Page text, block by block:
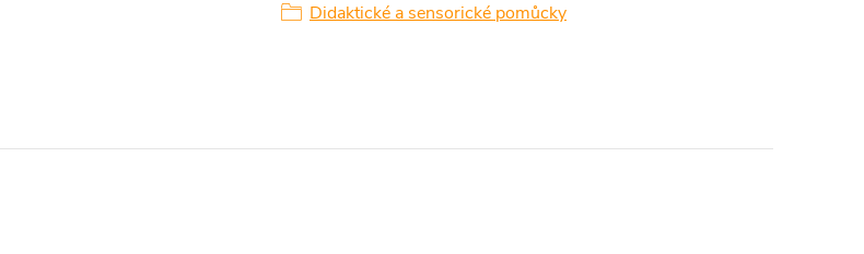
Didaktické a sensorické pomůcky